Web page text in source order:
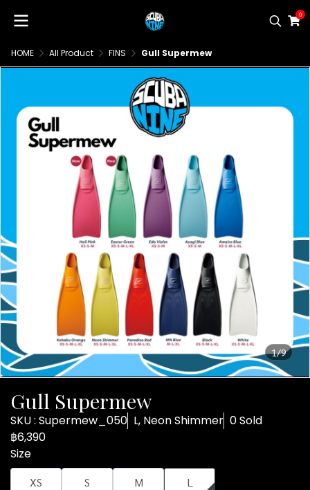
0
HOME All Product FINS Gull Supermew
1/9
Gull Supermew
SKU : Supermew_050 L, Neon Shimmer 0 Sold
฿6,390
Size
XS S M L